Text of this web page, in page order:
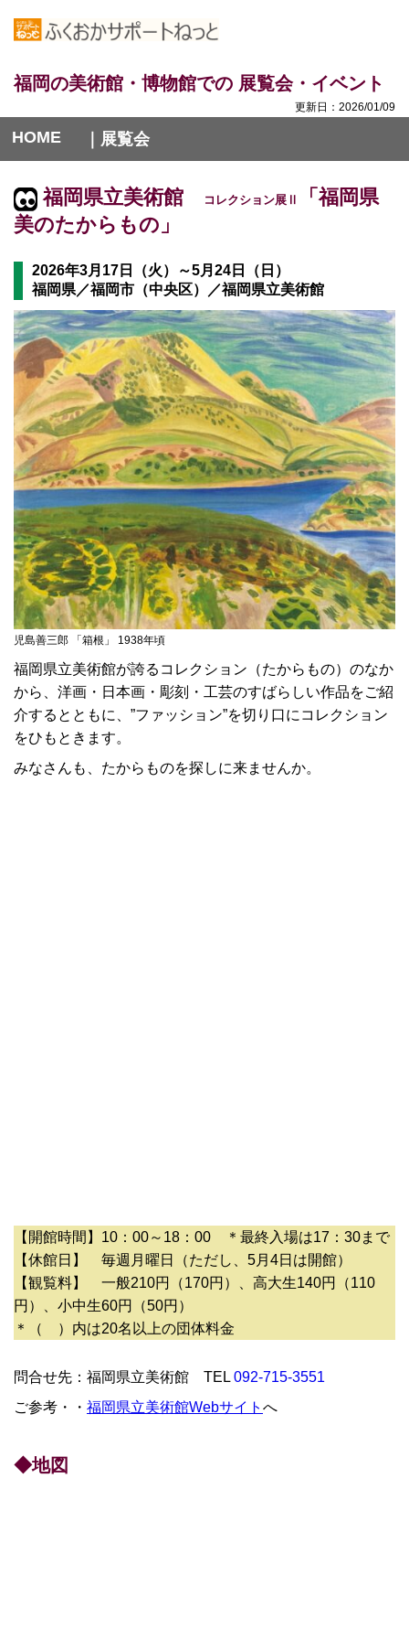
福岡の美術館・博物館での 展覧会・イベント
更新日：2026/01/09
HOME ｜展覧会
福岡県立美術館 コレクション展Ⅱ
「福岡県
美のたからもの」
2026年3月17日（火）～5月24日（日）
福岡県／福岡市（中央区）／福岡県立美術館
児島善三郎 「箱根」 1938年頃
福岡県立美術館が誇るコレクション（たからもの）のなか
から、洋画・日本画・彫刻・工芸のすばらしい作品をご紹
介するとともに、”ファッション”を切り口にコレクション
をひもときます。
みなさんも、たからものを探しに来ませんか。
【開館時間】10：00～18：00 ＊最終入場は17：30まで
【休館日】 毎週月曜日（ただし、5月4日は開館）
【観覧料】 一般210円（170円）、高大生140円（110
円）、小中生60円（50円）
＊（ ）内は20名以上の団体料金
問合せ先：福岡県立美術館 TEL 092-715-3551
ご参考・・ 福岡県立美術館Webサイト へ
◆地図